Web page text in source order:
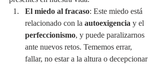
El miedo al fracaso: Este miedo está
relacionado con la autoexigencia y el
perfeccionismo, y puede paralizarnos
ante nuevos retos. Tememos errar,
fallar, no estar a la altura o decepcionar